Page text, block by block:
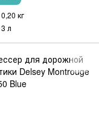
0,20 кг
3 л